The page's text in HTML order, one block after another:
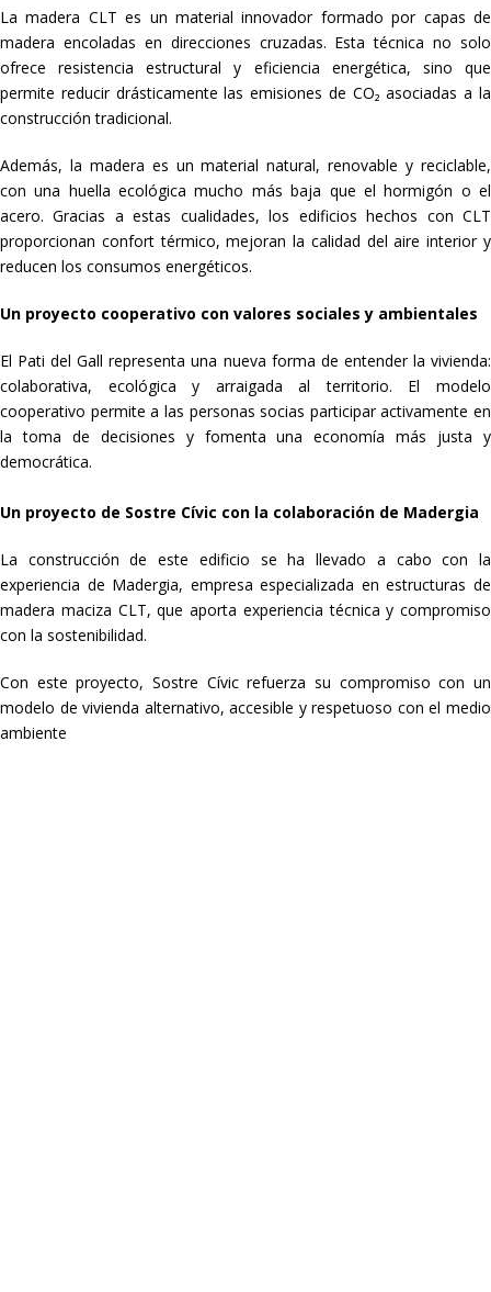
La madera CLT es un material innovador formado por capas de
madera encoladas en direcciones cruzadas. Esta técnica no solo
ofrece resistencia estructural y eficiencia energética, sino que
permite reducir drásticamente las emisiones de CO₂ asociadas a la
construcción tradicional.
Además, la madera es un material natural, renovable y reciclable,
con una huella ecológica mucho más baja que el hormigón o el
acero. Gracias a estas cualidades, los edificios hechos con CLT
proporcionan confort térmico, mejoran la calidad del aire interior y
reducen los consumos energéticos.
Un proyecto cooperativo con valores sociales y ambientales
El Pati del Gall representa una nueva forma de entender la vivienda:
colaborativa, ecológica y arraigada al territorio. El modelo
cooperativo permite a las personas socias participar activamente en
la toma de decisiones y fomenta una economía más justa y
democrática.
Un proyecto de Sostre Cívic con la colaboración de Madergia
La construcción de este edificio se ha llevado a cabo con la
experiencia de Madergia, empresa especializada en estructuras de
madera maciza CLT, que aporta experiencia técnica y compromiso
con la sostenibilidad.
Con este proyecto, Sostre Cívic refuerza su compromiso con un
modelo de vivienda alternativo, accesible y respetuoso con el medio
ambiente